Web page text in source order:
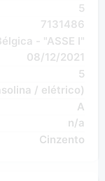
5
7131486
- "ASSE I"
08/12/2021
5
/ elétrico)
A
n/a
Cinzento